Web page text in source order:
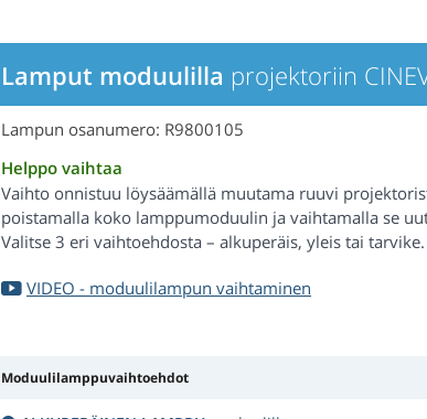
Lamput moduulilla projektoriin
Lampun osanumero: R9800105
Helppo vaihtaa
Vaihto onnistuu löysäämällä muutama ruuvi
poistamalla koko lamppumoduulin ja vaihtamalla se
Valitse 3 eri vaihtoehdosta – alkuperäis, yleis tai tarvike.
VIDEO - moduulilampun vaihtaminen
Moduulilamppuvaihtoehdot